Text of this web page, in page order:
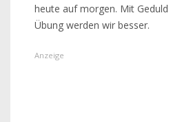
heute auf morgen. Mit
Übung werden wir besser.